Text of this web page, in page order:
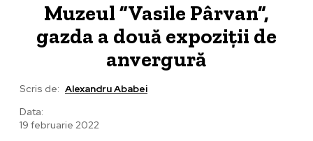
Muzeul ”Vasile Pârvan”,
gazda a două expoziții de
anvergură
Scris de: Alexandru Ababei
Data:
19 februarie 2022